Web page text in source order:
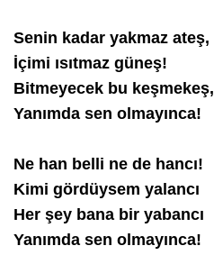
Senin kadar yakmaz ateş,
İçimi ısıtmaz güneş!
Bitmeyecek bu keşmekeş,
Yanımda sen olmayınca!
Ne han belli ne de hancı!
Kimi gördüysem yalancı
Her şey bana bir yabancı
Yanımda sen olmayınca!